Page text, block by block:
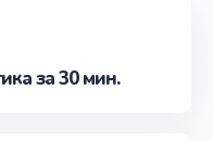
за 30 мин.